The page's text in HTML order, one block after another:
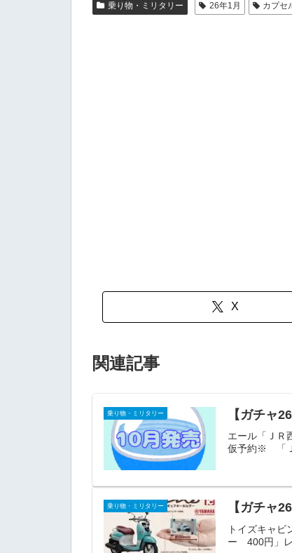
乗り物・ミリタリー 26年1月 カプセ
X
関連記事
乗り物・ミリタリー 【ガチャ
エール「ＪＲ
仮予約※ 「Ｊ
乗り物・ミリタリー 【ガチャ
トイズキャ
ー 400円」レ